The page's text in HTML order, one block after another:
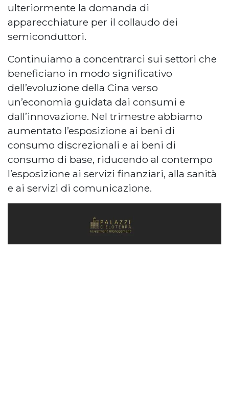
ulteriormente la domanda di
apparecchiature per il collaudo dei
semiconduttori.
Continuiamo a concentrarci sui settori che
beneficiano in modo significativo
dell’evoluzione della Cina verso
un’economia guidata dai consumi e
dall’innovazione. Nel trimestre abbiamo
aumentato l’esposizione ai beni di
consumo discrezionali e ai beni di
consumo di base, riducendo al contempo
l’esposizione ai servizi finanziari, alla sanità
e ai servizi di comunicazione.